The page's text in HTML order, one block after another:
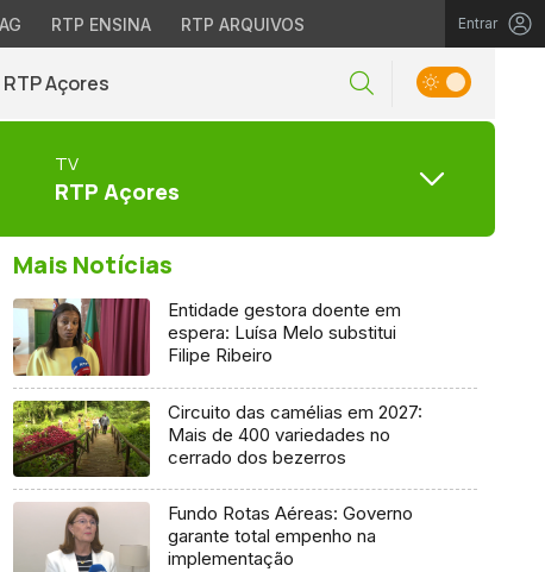
RTP ENSINA RTP ARQUIVOS Entrar
RTP Açores
TV
RTP Açores
Mais Notícias
Entidade gestora doente em
espera: Luísa Melo substitui
Filipe Ribeiro
Circuito das camélias em 2027:
Mais de 400 variedades no
cerrado dos bezerros
Fundo Rotas Aéreas: Governo
garante total empenho na
implementação